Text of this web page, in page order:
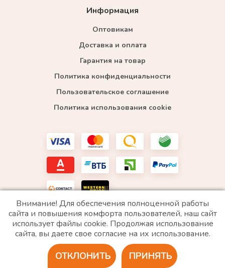
Информация
Оптовикам
Доставка и оплата
Гарантия на товар
Политика конфиденциальности
Пользовательское соглашение
Политика использования cookie
*WhatsApp принадлежит компании Meta, которая признана экстремистской и запрещена в
РФ
2020 © Все права защищены. ИП «Войтенко»
Разработка сайта
Внимание! Для обеспечения полноценной работы
сайта и повышения комфорта пользователей, наш сайт
использует файлы cookie. Продолжая использование
сайта, вы даете свое согласие на их использование.
ПРИНЯТЬ
ОТКЛОНИТЬ